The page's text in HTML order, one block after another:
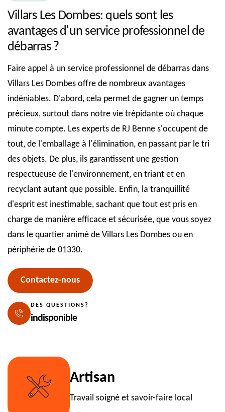
Villars Les Dombes: quels sont les
avantages d'un service professionnel de
débarras ?
Faire appel à un service professionnel de débarras dans
Villars Les Dombes offre de nombreux avantages
indéniables. D'abord, cela permet de gagner un temps
précieux, surtout dans notre vie trépidante où chaque
minute compte. Les experts de RJ Benne s'occupent de
tout, de l'emballage à l'élimination, en passant par le tri
des objets. De plus, ils garantissent une gestion
respectueuse de l'environnement, en triant et en
recyclant autant que possible. Enfin, la tranquillité
d'esprit est inestimable, sachant que tout est pris en
charge de manière efficace et sécurisée, que vous soyez
dans le quartier animé de Villars Les Dombes ou en
périphérie de 01330.
Contactez-nous
DES QUESTIONS?
indisponible
Artisan
Travail soigné et savoir-faire local